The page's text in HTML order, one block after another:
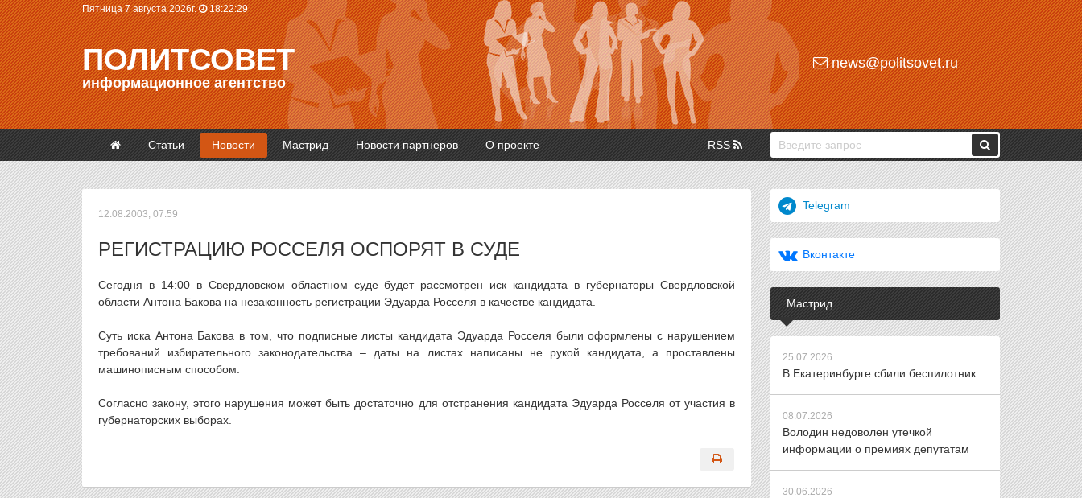
Пятница 7 августа 2026г. 18:22:30
ПОЛИТСОВЕТ
информационное агентство
news@politsovet.ru
Статьи Новости Мастрид Новости партнеров О проекте RSS
12.08.2003, 07:59
РЕГИСТРАЦИЮ РОССЕЛЯ ОСПОРЯТ В СУДЕ
Сегодня в 14:00 в Свердловском областном суде будет рассмотрен иск кандидата в губернаторы Свердловской
области Антона Бакова на незаконность регистрации Эдуарда Росселя в качестве кандидата.
Суть иска Антона Бакова в том, что подписные листы кандидата Эдуарда Росселя были оформлены с нарушением
требований избирательного законодательства – даты на листах написаны не рукой кандидата, а проставлены
машинописным способом.
Согласно закону, этого нарушения может быть достаточно для отстранения кандидата Эдуарда Росселя от участия в
губернаторских выборах.
Telegram
Вконтакте
Мастрид
25.07.2026
В Екатеринбурге сбили беспилотник
08.07.2026
Володин недоволен утечкой
информации о премиях депутатам
30.06.2026